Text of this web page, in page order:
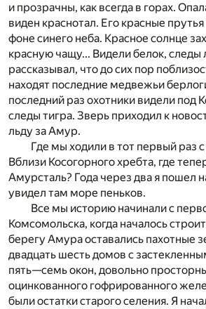
и прозрачны, как всегда в горах.
виден краснотал. Его красные прутья
фоне синего неба. Красное солнце
красную чащу... Видели белок,
рассказывал, что до сих пор
находят последние медвежьи
последний раз охотники видели под
следы тигра. Зверь приходил к
льду за Амур.
Где мы ходили в тот первый раз
Вблизи Косогорного хребта, где
Амурсталь? Года через два я пошел
увидел там море пеньков.
Все мы историю начинали с
Комсомольска, когда началось
берегу Амура оставались пахотные
двадцать шесть домов с
пять—семь окон, довольно
оцинкованного гофрированного
были остатки старого селения. Я